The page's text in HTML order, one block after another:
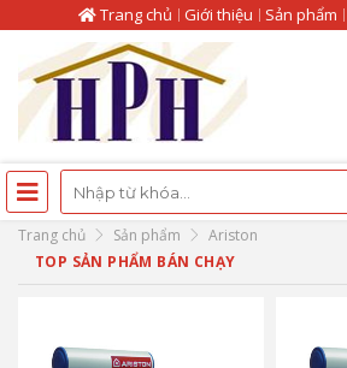
Trang chủ Giới thiệu Sản phẩm
Trang chủ Sản phẩm
Ariston
TOP SẢN PHẨM BÁN CHẠY